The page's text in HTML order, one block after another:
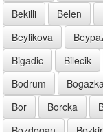
Bekilli
Belen
Beylikova
Bigadic
Bilecik
Bodrum
Bor
Borcka